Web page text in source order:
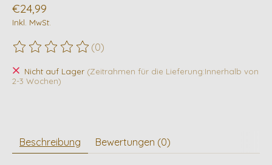
€24,99
Inkl. MwSt.
Die Bewertung dieses Produkts ist
(0)
Nicht auf Lager (Zeitrahmen für die Lieferung:Innerhalb von
2-3 Wochen)
Beschreibung Bewertungen (0)